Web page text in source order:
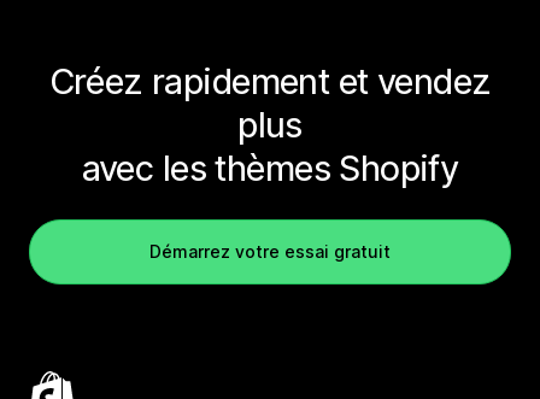
Créez rapidement et vendez
plus
avec les thèmes Shopify
Démarrez votre essai gratuit